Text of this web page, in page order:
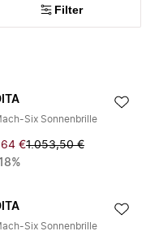
Filter
Six Sonnenbrille
€1.053,50 €
Six Sonnenbrille